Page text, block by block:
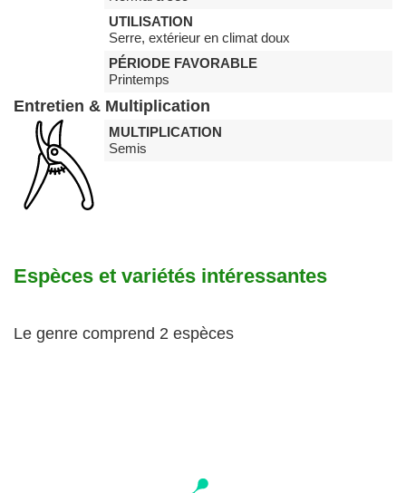
UTILISATION
Serre, extérieur en climat doux
PÉRIODE FAVORABLE
Printemps
Entretien & Multiplication
MULTIPLICATION
Semis
Espèces et variétés intéressantes
Le genre comprend 2 espèces